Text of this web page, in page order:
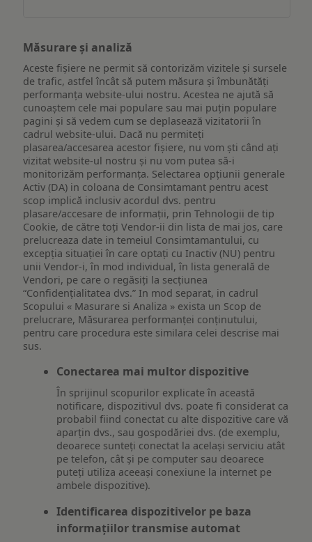
Măsurare și analiză
Aceste fișiere ne permit să contorizăm vizitele și sursele
de trafic, astfel încât să putem măsura și îmbunătăți
performanța website-ului nostru. Acestea ne ajută să
cunoaștem cele mai populare sau mai puțin populare
pagini și să vedem cum se deplasează vizitatorii în
cadrul website-ului. Dacă nu permiteți
plasarea/accesarea acestor fișiere, nu vom ști când ați
vizitat website-ul nostru și nu vom putea să-i
monitorizăm performanța. Selectarea opțiunii generale
Activ (DA) in coloana de Consimtamant pentru acest
scop implică inclusiv acordul dvs. pentru
plasare/accesare de informații, prin Tehnologii de tip
Cookie, de către toți Vendor-ii din lista de mai jos, care
prelucreaza date in temeiul Consimtamantului, cu
excepția situației în care optați cu Inactiv (NU) pentru
unii Vendor-i, în mod individual, în lista generală de
Vendori, pe care o regăsiți la secțiunea
“Confidențialitatea dvs.” In mod separat, in cadrul
Scopului « Masurare si Analiza » exista un Scop de
prelucrare, Măsurarea performanței conținutului,
pentru care procedura este similara celei descrise mai
sus.
Conectarea mai multor dispozitive
În sprijinul scopurilor explicate în această
notificare, dispozitivul dvs. poate fi considerat ca
probabil fiind conectat cu alte dispozitive care vă
aparțin dvs., sau gospodăriei dvs. (de exemplu,
deoarece sunteți conectat la același serviciu atât
pe telefon, cât și pe computer sau deoarece
puteți utiliza aceeași conexiune la internet pe
ambele dispozitive).
Identificarea dispozitivelor pe baza
informațiilor transmise automat